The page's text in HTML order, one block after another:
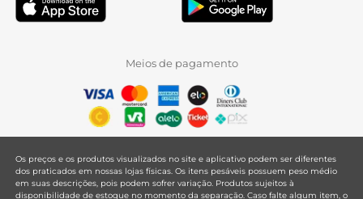
Meios de pagamento
Os preços e os produtos visualizados no site e aplicativo podem ser diferentes
dos praticados em nossas lojas físicas. Os itens pesáveis possuem peso médio
em suas descrições, pois podem sofrer variação. Produtos sujeitos à
disponibilidade de estoque no momento da separação. Caso falte algum item, o